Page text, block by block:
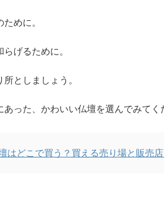
めに。
げるために。
としましょう。
った、かわいい仏壇を選んでみてく
はどこで買う？買える売り場と販売